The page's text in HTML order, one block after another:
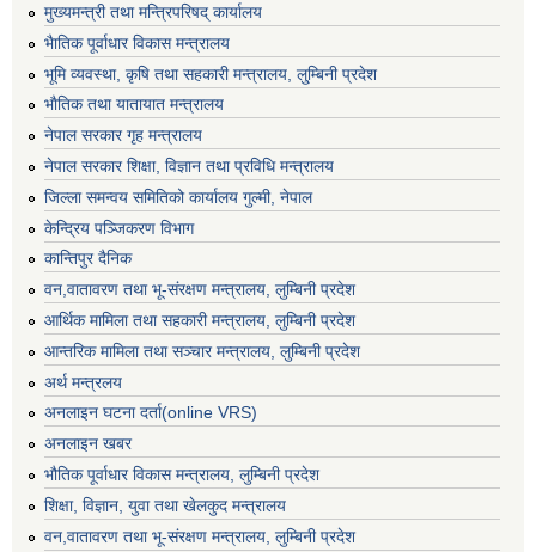
मुख्यमन्त्री तथा मन्त्रिपरिषद् कार्यालय
भैातिक पूर्वाधार विकास मन्त्रालय
भूमि व्यवस्था, कृषि तथा सहकारी मन्त्रालय, लु्म्बिनी प्रदेश
भाैतिक तथा यातायात मन्त्रालय
नेपाल सरकार गृह मन्त्रालय
नेपाल सरकार शिक्षा, विज्ञान तथा प्रविधि मन्त्रालय
जिल्ला समन्वय समितिको कार्यालय गुल्मी, नेपाल
केन्द्रिय पञ्जिकरण विभाग
कान्तिपुर दैनिक
वन,वातावरण तथा भू-संरक्षण मन्त्रालय, लुम्बिनी प्रदेश
आर्थिक मामिला तथा सहकारी मन्त्रालय, लुम्बिनी प्रदेश
आन्तरिक मामिला तथा सञ्चार मन्त्रालय, लुम्बिनी प्रदेश
अर्थ मन्त्रलय
अनलाइन घटना दर्ता(online VRS)
अनलाइन खबर
भौतिक पूर्वाधार विकास मन्त्रालय, लुम्बिनी प्रदेश
शिक्षा, विज्ञान, युवा तथा खेलकुद मन्‍‍त्रालय
वन,वातावरण तथा भू-संरक्षण मन्त्रालय, लुम्बिनी प्रदेश